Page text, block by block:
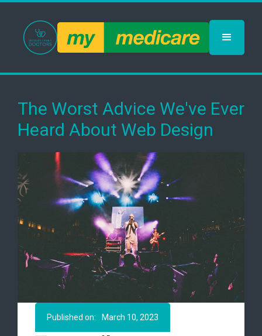
The Worst Advice We've Ever
Heard About Web Design
Published on: March 10, 2023